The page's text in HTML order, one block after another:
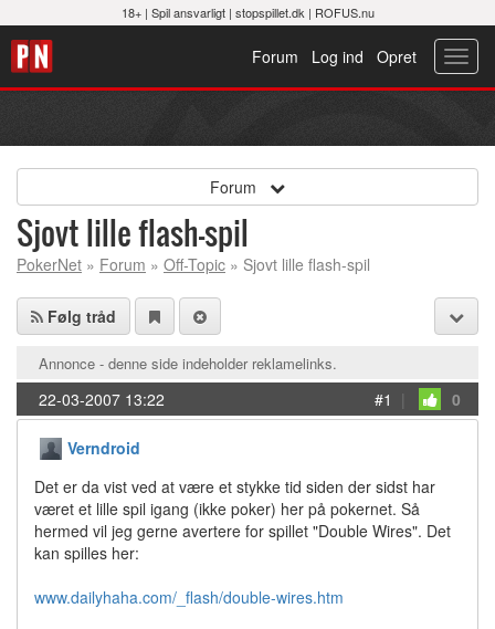
18+ | Spil ansvarligt| stopspillet.dk | ROFUS.nu
Opret
Log ind
Forum
Forum
Sjovt lille flash-spil
PokerNet » Forum » Off-Topic » Sjovt lille flash-spil
Følg tråd
Annonce - denne side indeholder reklamelinks.
22-03-2007 13:22 #1 | 0
Verndroid
Det er da vist ved at være et stykke tid siden der sidst har
været et lille spil igang (ikke poker) her på pokernet. Så
hermed vil jeg gerne avertere for spillet "Double Wires". Det
kan spilles her:
www.dailyhaha.com/_flash/double-wires.htm